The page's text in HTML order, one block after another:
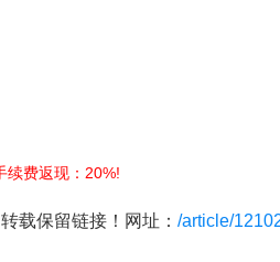
续费返现：20%!
载保留链接！网址： /article/